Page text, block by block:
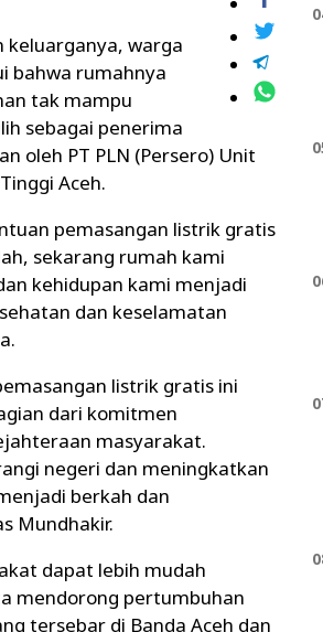
keluarganya, warga
bahwa rumahnya
tak mampu
sebagai penerima
oleh PT PLN (Persero) Unit
Aceh.
pemasangan listrik gratis
sekarang rumah kami
kehidupan kami menjadi
dan keselamatan
listrik gratis ini
dari komitmen
masyarakat.
negeri dan meningkatkan
berkah dan
Mundhakir.
dapat lebih mudah
mendorong pertumbuhan
tersebar di Banda Aceh dan